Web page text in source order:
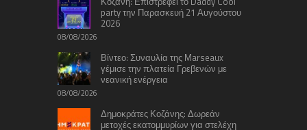
party την Παρασκευή 21 Αυγούστου
2026
08/08/2026
Βίντεο: Συναυλία της Marseaux
γέμισε την πλατεία Γρεβενών με
νεανική ενέργεια
08/08/2026
Δημοκράτες Κοζάνης: Δωρεάν
μετοχές εκατομμυρίων για στελέχη